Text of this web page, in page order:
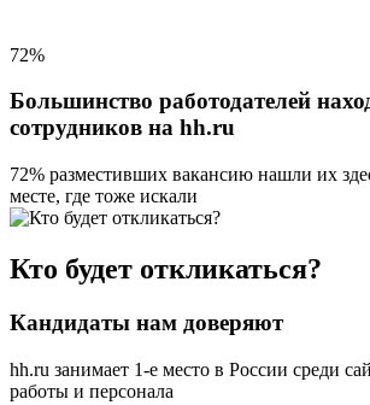
72%
Большинство работодателей
сотрудников на hh.ru
72% разместивших вакансию нашли их
месте, где тоже искали
Кто будет откликаться?
Кандидаты нам доверяют
hh.ru занимает 1-е место в России среди
работы и персонала